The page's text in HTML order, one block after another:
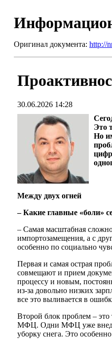
Оригинал документа: http://
30.06.2026 14:28
Это
Но
Между двух огней
– Какие главные «боли»
– Самая масштабная
импортозамещения, а с
особенно по социально
Первая и самая острая
совмещают и прием
процессу и новым,
из-за довольно низких
все это выливается в
Второй блок проблем –
МФЦ. Одни МФЦ уже
уборку снега. Это